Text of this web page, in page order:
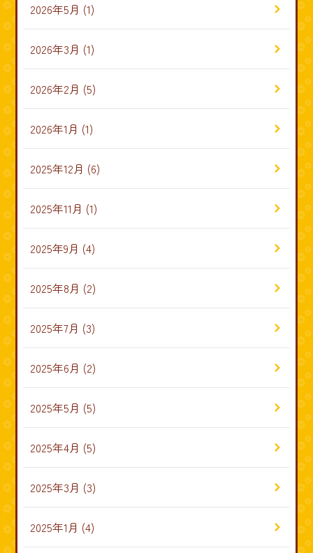
2026年5月 (1)
2026年3月 (1)
2026年2月 (5)
2026年1月 (1)
2025年12月 (6)
2025年11月 (1)
2025年9月 (4)
2025年8月 (2)
2025年7月 (3)
2025年6月 (2)
2025年5月 (5)
2025年4月 (5)
2025年3月 (3)
2025年1月 (4)